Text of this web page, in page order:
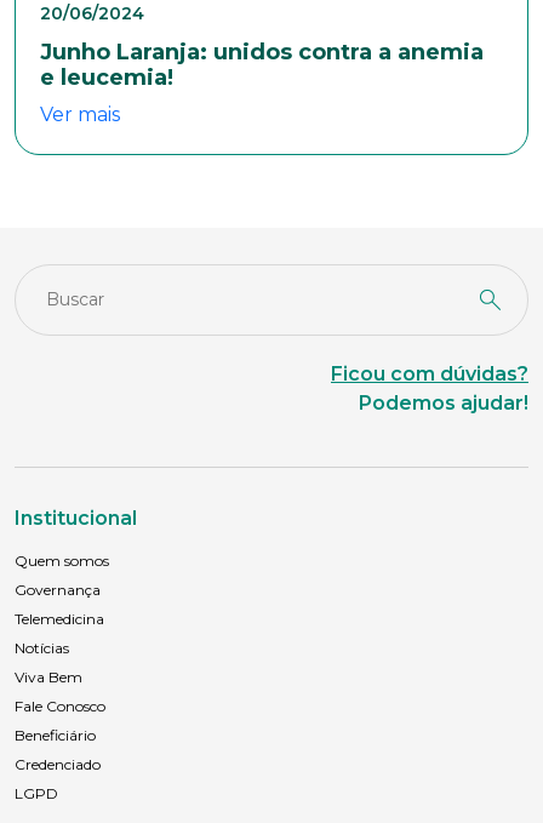
20/06/2024
Junho Laranja: unidos contra a anemia
e leucemia!
Ver mais
Ficou com dúvidas?
Podemos ajudar!
Institucional
Quem somos
Governança
Telemedicina
Notícias
Viva Bem
Fale Conosco
Beneficiário
Credenciado
LGPD
Naturalidade
Estado Civil
Masculino
Área de interesse